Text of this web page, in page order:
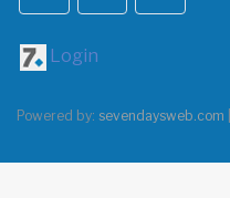
Login
Powered by: sevendaysweb.com